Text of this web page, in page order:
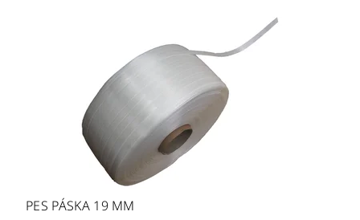
PES PÁSKA 19 MM